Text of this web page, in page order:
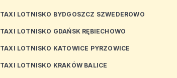
TAXI LOTNISKO BYDGOSZCZ SZWEDEROWO
TAXI LOTNISKO GDAŃSK RĘBIECHOWO
TAXI LOTNISKO KATOWICE PYRZOWICE
TAXI LOTNISKO KRAKÓW BALICE